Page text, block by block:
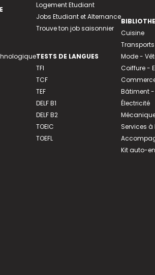
Logement Etudiant
Jobs Etudiant et Alternance
Trouve ton job saisonnier
TESTS DE LANGUES
TFI
TCF
TEF
DELF B1
DELF B2
TOEIC
TOEFL
Cuisine
Transports
Mode -
Coiffure -
Bâtiment
Électricité
Services
Kit auto-